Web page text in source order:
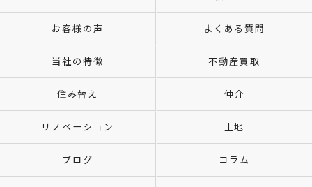
お客様の声 よくある質問
当社の特徴 不動産買取
住み替え 仲介
リノベーション 土地
ブログ コラム